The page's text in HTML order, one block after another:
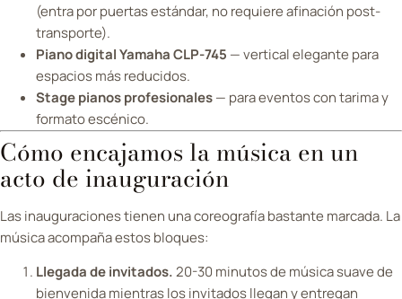
(entra por puertas estándar, no requiere afinación post-
transporte).
Piano digital Yamaha CLP-745 — vertical elegante para
espacios más reducidos.
Stage pianos profesionales— para eventos con tarima y
formato escénico.
Cómo encajamos la música en un
acto de inauguración
Las inauguraciones tienen una coreografía bastante marcada. La
música acompaña estos bloques:
Llegada de invitados.20-30 minutos de música suave de
bienvenida mientras los invitados llegan y entregan